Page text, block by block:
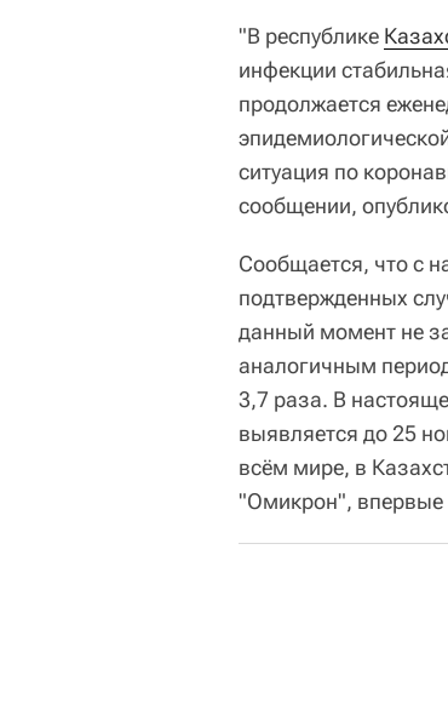
"В республике
инфекции
продолжается
ситуация по
сообщении,
Сообщается, что с
подтвержденных
данный момент не
аналогичным
3,7 раза. В
выявляется до 25
всём мире, в
"Омикрон", впервые